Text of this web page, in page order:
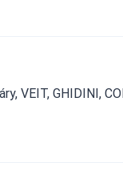
VEIT, GHIDINI,